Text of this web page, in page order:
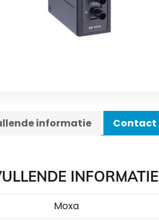
informatie Contact
INFORMATIE
Moxa